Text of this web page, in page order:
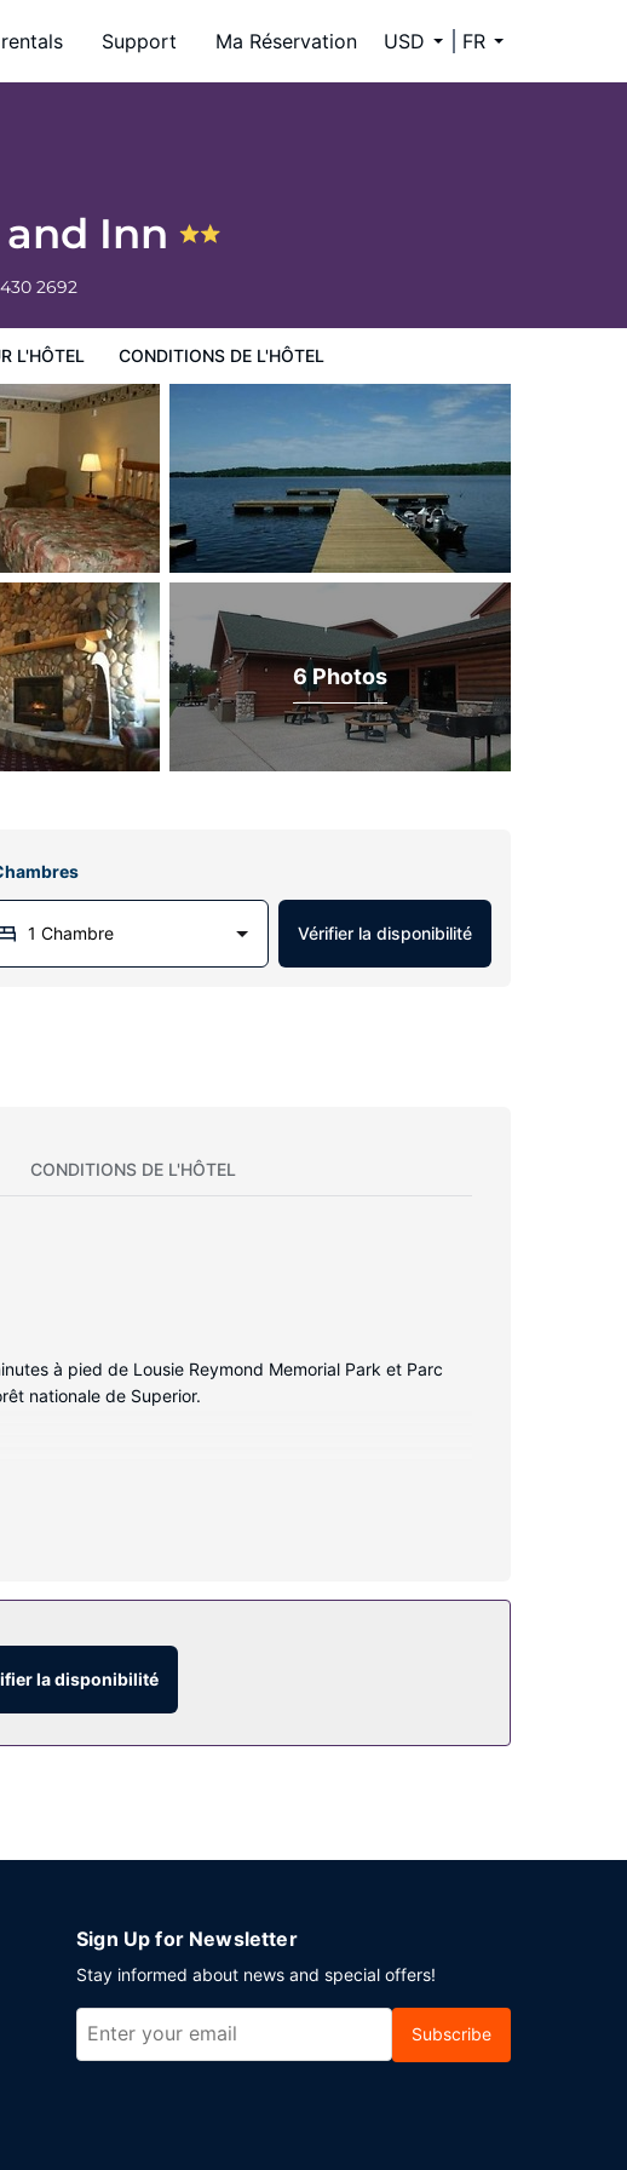
Support Ma Réservation USD FR
Inn
2692
L'HÔTEL CONDITIONS DE L'HÔTEL
6 Photos
1 Chambre Vérifier la disponibilité
CONDITIONS DE L'HÔTEL
à pied de Lousie Reymond Memorial Park et Parc
nationale de Superior.
parking gratuit est disponible dans l'enceinte de
la disponibilité
Sign Up for Newsletter
Stay informed about news and special offers!
Subscribe